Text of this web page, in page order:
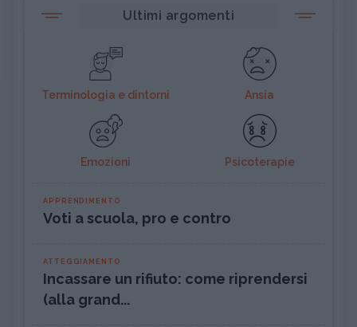
Ultimi argomenti
Terminologia e dintorni Ansia
Emozioni Psicoterapie
APPRENDIMENTO
Voti a scuola, pro e contro
ATTEGGIAMENTO
Incassare un rifiuto: come riprendersi
(alla grand...